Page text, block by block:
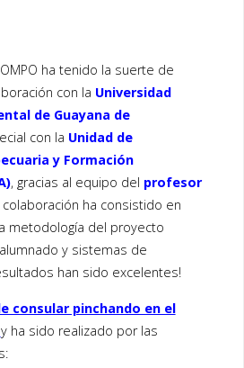
ha tenido la suerte de
con la Universidad
de Guayana de
con la Unidad de
y Formación
, gracias al equipo del profesor
colaboración ha consistido en
metodología del proyecto
alumnado y sistemas de
han sido excelentes!
consular pinchando en el
y ha sido realizado por las